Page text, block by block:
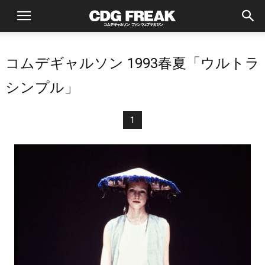
コムデギャルソン 1993春夏「ウルトラ
シンプル」
1